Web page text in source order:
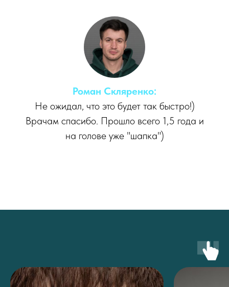
Роман Скляренко:
Не ожидал, что это будет так быстро!)
Врачам спасибо. Прошло всего 1,5 года и
на голове уже "шапка")